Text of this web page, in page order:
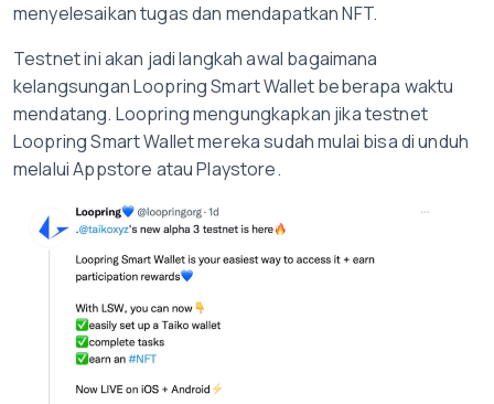
menyelesaikan tugas dan mendapatkan NFT.
Testnet ini akan jadi langkah awal bagaimana
kelangsungan Loopring Smart Wallet beberapa waktu
mendatang. Loopring mengungkapkan jika testnet
Loopring Smart Wallet mereka sudah mulai bisa di unduh
melalui Appstore atau Playstore.